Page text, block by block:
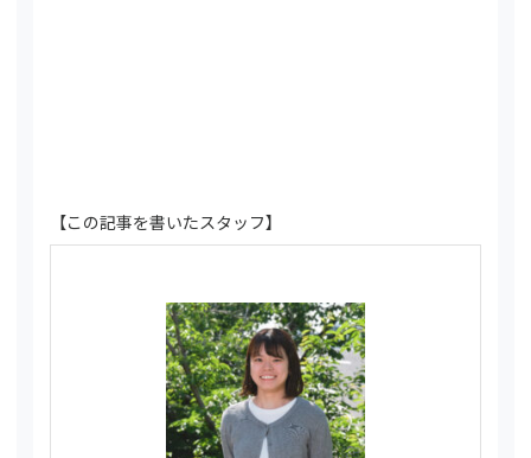
【この記事を書いたスタッフ】